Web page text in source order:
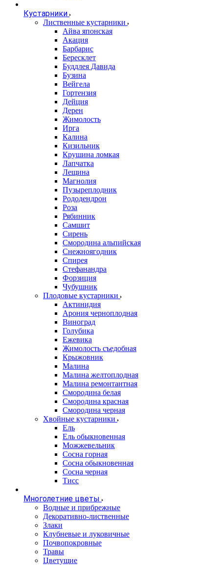
Кустарники
Лиственные кустарники
Айва японская
Акация
Барбарис
Бересклет
Буддлея Давида
Бузина
Вейгела
Гортензия
Дейция
Дерен
Жимолость
Ирга
Калина
Кизильник
Крушина ломкая
Лапчатка
Лещина
Магнолия
Пузыреплодник
Рододендрон
Роза
Рябинник
Самшит
Сирень
Смородина альпийская
Снежноягодник
Спирея
Стефанандра
Форзиция
Чубушник
Плодовые кустарники
Актинидия
Арония черноплодная
Виноград
Голубика
Ежевика
Жимолость съедобная
Крыжовник
Малина
Малина желтоплодная
Малина ремонтантная
Смородина белая
Смородина красная
Смородина черная
Хвойные кустарники
Ель
Ель обыкновенная
Можжевельник
Сосна горная
Сосна обыкновенная
Сосна черная
Тисс
Многолетние цветы
Водные и прибрежные
Декоративно-лиственные
Злаки
Клубневые и луковичные
Почвопокровные
Травы
Цветущие